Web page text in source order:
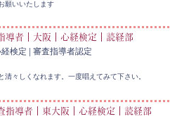
願いいたします
導者｜大阪｜心経検定｜読経部
検定 | 審査指導者認定
清々しくなれます。一度唱えてみて下さい。
指導者｜東大阪｜心経検定｜読経部